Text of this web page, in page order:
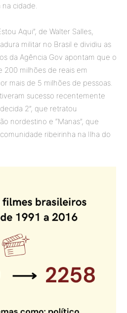
cidade.
Aqui”, de Walter Salles,
militar no Brasil e dividiu as
da Agência Gov apontam que o
200 milhões de reais em
mais de 5 milhões de pessoas.
sucesso recentemente
2”, que retratou
nordestino e “Manas”, que
ribeirinha na Ilha do